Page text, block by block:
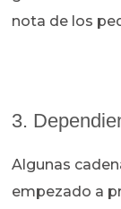
nota de los
3.
Algunas
empezado a